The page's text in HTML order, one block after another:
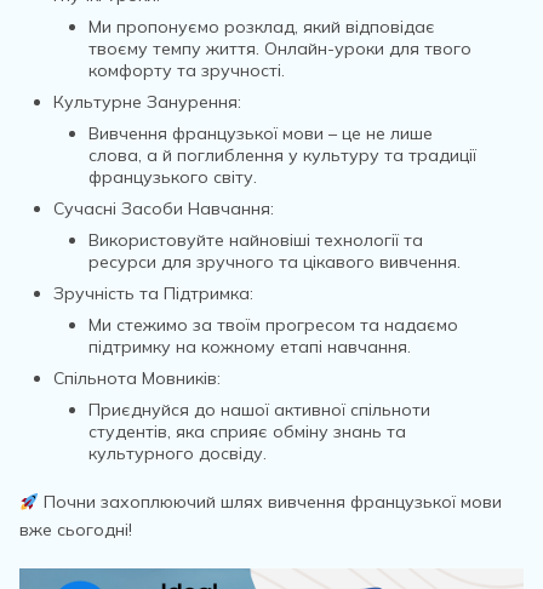
Ми пропонуємо розклад, який відповідає
твоєму темпу життя. Онлайн-уроки для твого
комфорту та зручності.
Культурне Занурення:
Вивчення французької мови – це не лише
слова, а й поглиблення у культуру та традиції
французького світу.
Сучасні Засоби Навчання:
Використовуйте найновіші технології та
ресурси для зручного та цікавого вивчення.
Зручність та Підтримка:
Ми стежимо за твоїм прогресом та надаємо
підтримку на кожному етапі навчання.
Спільнота Мовників:
Приєднуйся до нашої активної спільноти
студентів, яка сприяє обміну знань та
культурного досвіду.
Почни захоплюючий шлях вивчення французької мови
вже сьогодні!